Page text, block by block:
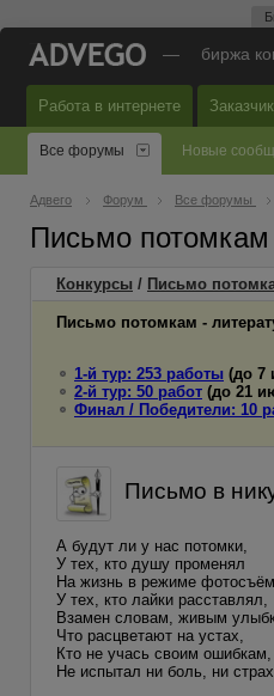
— биржа
Работа в интернете
Все форумы Новые
Адвего Форум Все форумы
Письмо
Конкурсы / Письмо
Письмо потомкам -
1-й тур: 253 работы (до 7
2-й тур: 50 работ (до 21
Финал / Победители: 10
Письмо в
А будут ли у нас потомки,
У тех, кто душу променял
На жизнь в режиме
У тех, кто лайки расставлял,
Взамен словам, живым
Что расцветают на устах,
Кто не учась своим ошибкам,
Не испытал ни боль, ни страх.